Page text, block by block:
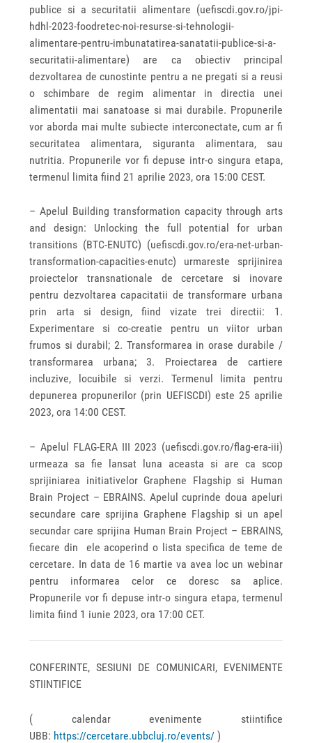
publice si a securitatii alimentare (uefiscdi.gov.ro/jpi-
hdhl-2023-foodretec-noi-resurse-si-tehnologii-
alimentare-pentru-imbunatatirea-sanatatii-publice-si-a-
securitatii-alimentare) are ca obiectiv principal
dezvoltarea de cunostinte pentru a ne pregati si a reusi
o schimbare de regim alimentar in directia unei
alimentatii mai sanatoase si mai durabile. Propunerile
vor aborda mai multe subiecte interconectate, cum ar fi
securitatea alimentara, siguranta alimentara, sau
nutritia. Propunerile vor fi depuse intr-o singura etapa,
termenul limita fiind 21 aprilie 2023, ora 15:00 CEST.
– Apelul Building transformation capacity through arts
and design: Unlocking the full potential for urban
transitions (BTC-ENUTC) (uefiscdi.gov.ro/era-net-urban-
transformation-capacities-enutc) urmareste sprijinirea
proiectelor transnationale de cercetare si inovare
pentru dezvoltarea capacitatii de transformare urbana
prin arta si design, fiind vizate trei directii: 1.
Experimentare si co-creatie pentru un viitor urban
frumos si durabil; 2. Transformarea in orase durabile /
transformarea urbana; 3. Proiectarea de cartiere
incluzive, locuibile si verzi. Termenul limita pentru
depunerea propunerilor (prin UEFISCDI) este 25 aprilie
2023, ora 14:00 CEST.
– Apelul FLAG-ERA III 2023 (uefiscdi.gov.ro/flag-era-iii)
urmeaza sa fie lansat luna aceasta si are ca scop
sprijiniarea initiativelor Graphene Flagship si Human
Brain Project – EBRAINS. Apelul cuprinde doua apeluri
secundare care sprijina Graphene Flagship si un apel
secundar care sprijina Human Brain Project – EBRAINS,
fiecare din ele acoperind o lista specifica de teme de
cercetare. In data de 16 martie va avea loc un webinar
pentru informarea celor ce doresc sa aplice.
Propunerile vor fi depuse intr-o singura etapa, termenul
limita fiind 1 iunie 2023, ora 17:00 CET.
CONFERINTE, SESIUNI DE COMUNICARI, EVENIMENTE
STIINTIFICE
( calendar evenimente stiintifice
UBB: https://cercetare.ubbcluj.ro/events/ )